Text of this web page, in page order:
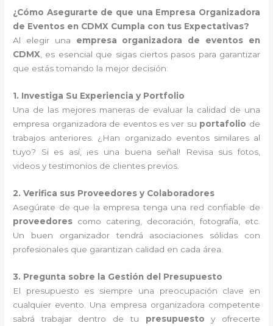
¿Cómo Asegurarte de que una Empresa Organizadora
de Eventos en CDMX Cumpla con tus Expectativas?
Al elegir una empresa organizadora de eventos en
CDMX , es esencial que sigas ciertos pasos para garantizar
que estás tomando la mejor decisión:
1. Investiga Su Experiencia y Portfolio
Una de las mejores maneras de evaluar la calidad de una
empresa organizadora de eventos es ver su portafolio de
trabajos anteriores. ¿Han organizado eventos similares al
tuyo? Si es así, ¡es una buena señal! Revisa sus fotos,
videos y testimonios de clientes previos.
2. Verifica sus Proveedores y Colaboradores
Asegúrate de que la empresa tenga una red confiable de
proveedores como catering, decoración, fotografía, etc.
Un buen organizador tendrá asociaciones sólidas con
profesionales que garantizan calidad en cada área.
3. Pregunta sobre la Gestión del Presupuesto
El presupuesto es siempre una preocupación clave en
cualquier evento. Una empresa organizadora competente
sabrá trabajar dentro de tu presupuesto y ofrecerte